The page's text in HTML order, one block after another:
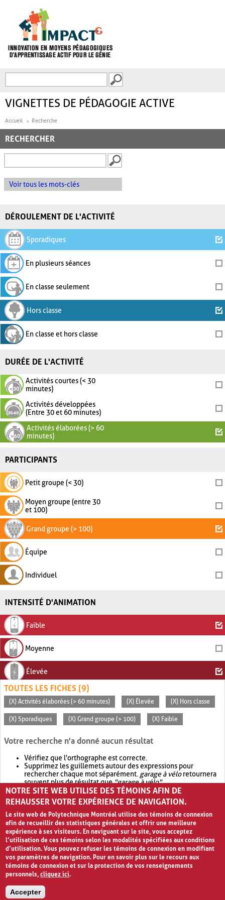
FORMULAIRE DE
VIGNETTES DE PÉDAGOGIE ACTIVE
Accueil Recherche
RECHERCHER
Voir tous les mots-clés
DÉROULEMENT DE L'ACTIVITÉ
Sporadiques
En plusieurs séances
En classe seulement
Hors classe
En classe et hors classe
DURÉE DE L'ACTIVITÉ
Activités courtes (< 30
minutes)
Activités développées
(Entre 30 et 60 minutes)
Activités élaborées (> 60
minutes)
PARTICIPANTS
Petit groupe (< 30)
Moyen groupe (entre 30
et 100)
Grand groupe (> 100)
Équipe
Individuel
INTENSITÉ D'ANIMATION
Faible
Moyenne
Élevée
TOUTES LES FICHES (9)
(X) Activités élaborées (> 60 minutes) (X) Élevée (X) Hors classe
(X) Sporadiques (X) Grand groupe (> 100) (X) Faible
Votre recherche n'a donné aucun résultat
Vérifiez que l'orthographe est correcte.
Supprimez les guillemets autour des expressions pour
rechercher chaque mot séparément. garage à véloretournera
souvent plus de résultat que"garage à vélo".
Envisagez d'élargir votre recherche avec OR.garage OR vélo
retournera souvent plus de résultat quegarage à vélo
NOTRE SITE WEB UTILISE DES TÉMOINS AFIN DE
REHAUSSER VOTRE EXPÉRIENCE DE NAVIGATION.
Le site web de Polytechnique Montréal utilise des témoins de connexion
afin de recueillir des statistiques générales et offrir une meilleure
expérience à ses visiteurs. En naviguant sur le site, vous acceptez
l’utilisation de ces témoins selon les modalités spécifiées aux conditions
d’utilisation. Vous pouvez refuser les témoins de connexion en modifiant
vos paramètres de navigation. Pour en savoir plus sur le recours aux
témoins de connexion et sur la protection de vos renseignements
personnels,cliquez ici.
Accepter